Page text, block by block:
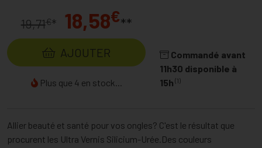
19,71€* 18,58€**
AJOUTER
Plus que 4 en stock...
Commandé avant
11h30 disponible à
15h (1)
Allier beauté et santé pour vos ongles? C'est le résultat que
procurent les Ultra Vernis Silicium-Urée.Des couleurs